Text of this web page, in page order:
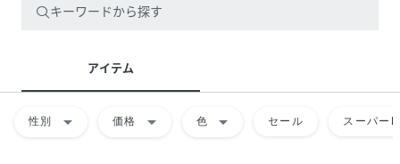
キーワードから探す
アイテム
性別 arrow_drop_down 価格 arrow_drop_down 色 arrow_drop_down セール スーパー